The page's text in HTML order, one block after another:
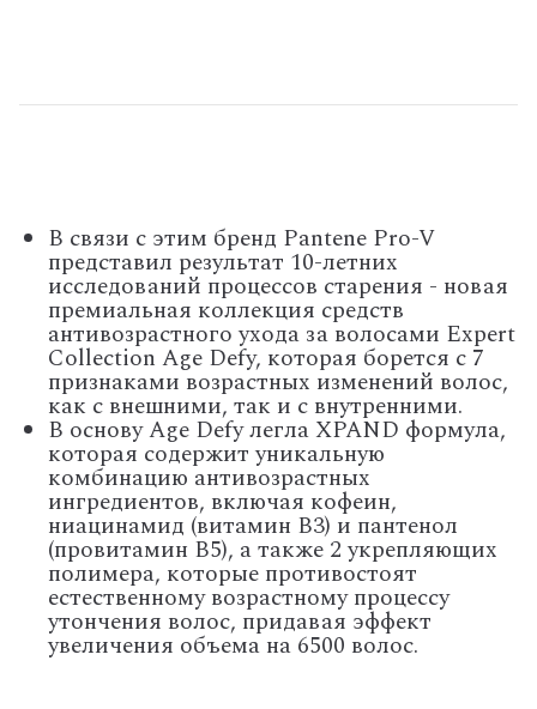
В связи с этим бренд Pantene Pro-V
представил результат 10-летних
исследований процессов старения - новая
премиальная коллекция средств
антивозрастного ухода за волосами Expert
Collection Age Defy, которая борется с 7
признаками возрастных изменений волос,
как с внешними, так и с внутренними.
В основу Age Defy легла XPAND формула,
которая содержит уникальную
комбинацию антивозрастных
ингредиентов, включая кофеин,
ниацинамид (витамин В3) и пантенол
(провитамин В5), а также 2 укрепляющих
полимера, которые противостоят
естественному возрастному процессу
утончения волос, придавая эффект
увеличения объема на 6500 волос.